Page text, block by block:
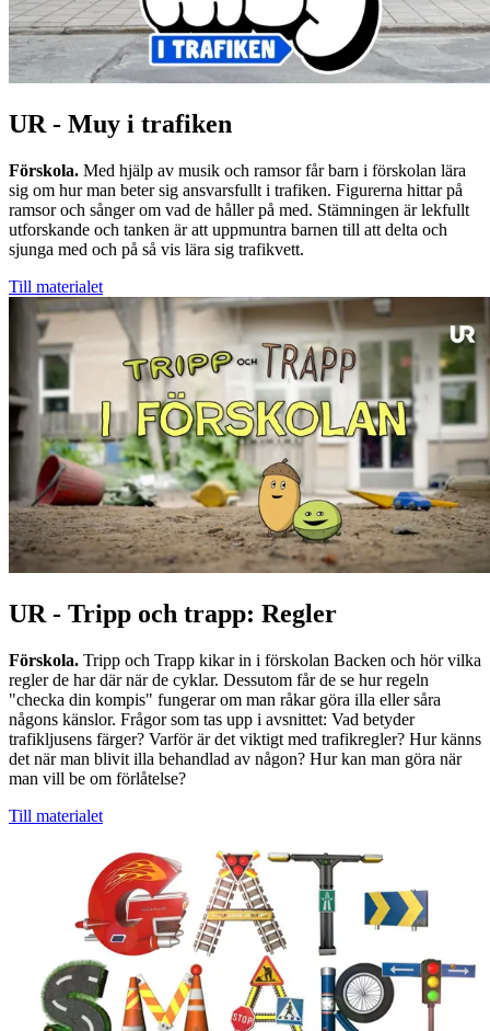
UR - Muy i trafiken
Förskola. Med hjälp av musik och ramsor får barn i förskolan lära
sig om hur man beter sig ansvarsfullt i trafiken. Figurerna hittar på
ramsor och sånger om vad de håller på med. Stämningen är lekfullt
utforskande och tanken är att uppmuntra barnen till att delta och
sjunga med och på så vis lära sig trafikvett.
Till materialet
UR - Tripp och trapp: Regler
Förskola. Tripp och Trapp kikar in i förskolan Backen och hör vilka
regler de har där när de cyklar. Dessutom får de se hur regeln
"checka din kompis" fungerar om man råkar göra illa eller såra
någons känslor. Frågor som tas upp i avsnittet: Vad betyder
trafikljusens färger? Varför är det viktigt med trafikregler? Hur känns
det när man blivit illa behandlad av någon? Hur kan man göra när
man vill be om förlåtelse?
Till materialet